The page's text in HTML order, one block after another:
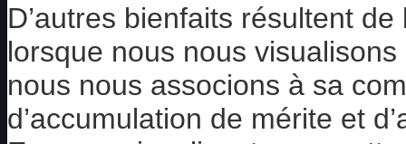
D’autres bienfaits résultent
lorsque nous nous
nous nous associons à sa
d’accumulation de mérite et